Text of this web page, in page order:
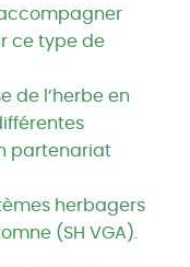
ce type de
de l’herbe en
partenariat
herbagers
(SH VGA).